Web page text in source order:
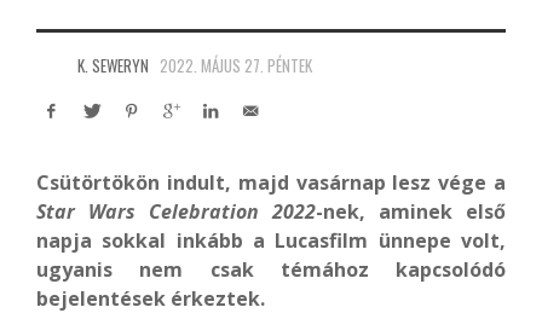
K. SEWERYN 2022. MÁJUS 27. PÉNTEK
Csütörtökön indult, majd vasárnap lesz vége a
Star Wars Celebration 2022-nek, aminek első
napja sokkal inkább a Lucasfilm ünnepe volt,
ugyanis nem csak témához kapcsolódó
bejelentések érkeztek.